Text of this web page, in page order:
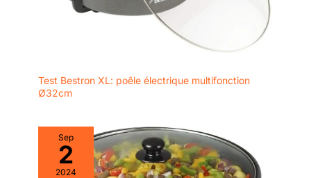
Test Bestron XL: poêle électrique multifonction
Ø32cm
Sep
2
2024